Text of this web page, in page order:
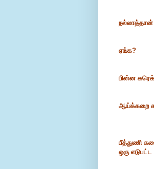
ஏங்க?
பின்ன
ஆய்க்கறை
பீத்துணி
ஒரு